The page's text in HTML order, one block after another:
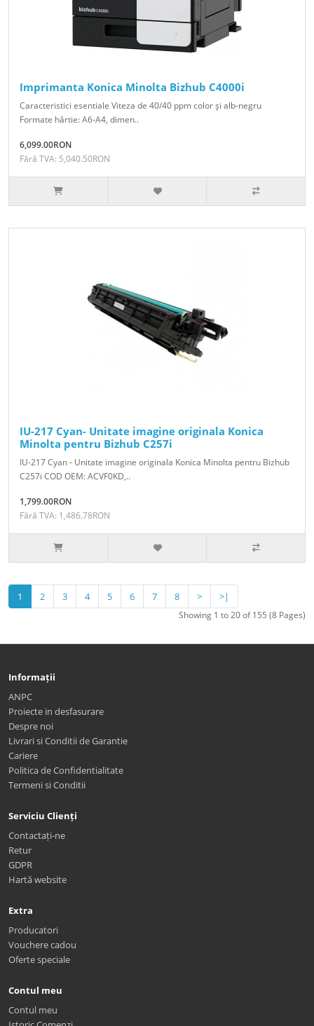
Imprimanta Konica Minolta Bizhub C4000i
Caracteristici esentiale Viteza de 40/40 ppm color şi alb-negru
Formate hârtie: A6-A4, dimen..
6,099.00RON
Fără TVA: 5,040.50RON
IU-217 Cyan- Unitate imagine originala Konica
Minolta pentru Bizhub C257i
IU-217 Cyan - Unitate imagine originala Konica Minolta pentru Bizhub
C257i COD OEM: ACVF0KD,..
1,799.00RON
Fără TVA: 1,486.78RON
1 2 3 4 5 6 7 8 > >|
Showing 1 to 20 of 155 (8 Pages)
Informații
ANPC
Proiecte in desfasurare
Despre noi
Livrari si Conditii de Garantie
Cariere
Politica de Confidentialitate
Termeni si Conditii
Serviciu Clienți
Contactați-ne
Retur
GDPR
Hartă website
Extra
Producatori
Vouchere cadou
Oferte speciale
Contul meu
Contul meu